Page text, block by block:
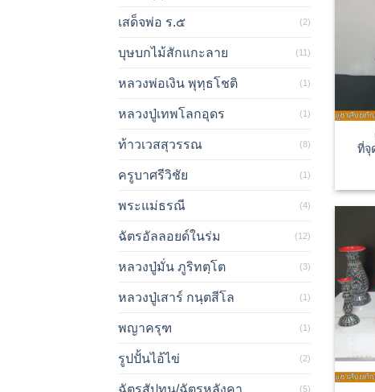
เสด็จพ่อ ร.๕ (2)
บุษบกไม้สักแกะลาย (11)
หลวงพ่อเงิน พุทฺธโชติ (1)
หลวงปู่เทพโลกอุดร (1)
ท้าวเวสสุวรรณ (8)
ครูบาศรีวิชัย (1)
พระแม่ธรณี (4)
ฉัตรอัลลอยด์ในร่ม (12)
หลวงปู่มั่น ภูริทตฺโต (3)
หลวงปู่เสาร์ กนฺตสีโล (1)
พญาครุฑ (1)
รูปปั้นไอ้ไข่ (2)
(5)
ที่จุ